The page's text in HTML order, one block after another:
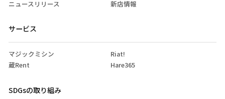
ニュースリリース 新店情報
サービス
マジックミシン
Riat!
蔵Rent
Hare365
SDGsの取り組み